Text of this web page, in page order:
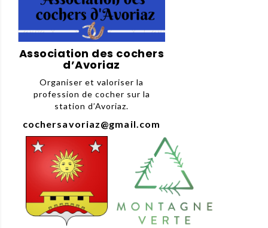
Association des cochers
d’Avoriaz
Organiser et valoriser la
profession de cocher sur la
station d’Avoriaz.
cochersavoriaz@gmail.com